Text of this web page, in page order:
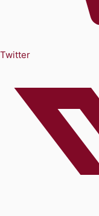
Twitter